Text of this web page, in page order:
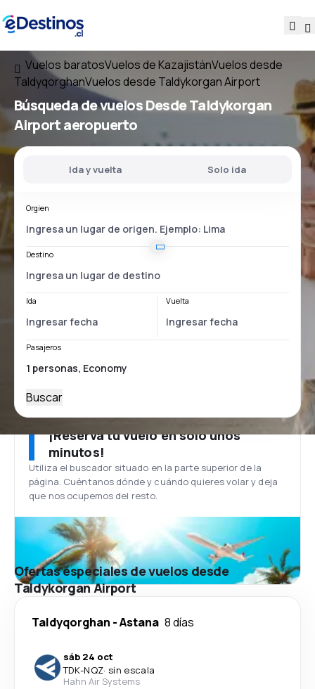
Vuelos baratosVuelos de KazajistánVuelos desde
TaldyqorghanVuelos desde Taldykorgan Airport
Búsqueda de vuelosDesdeTaldykorgan
Airportaeropuerto
Ida y vuelta Solo ida
Orgien
Destino
Ida Vuelta
Pasajeros
Buscar
¡Reserva tu vuelo en solo unos
minutos!
Utiliza el buscador situado en la parte superior de la
página. Cuéntanos dónde y cuándo quieres volar y deja
que nos ocupemos del resto.
Ofertas especiales de vuelos desde
Taldykorgan Airport
Taldyqorghan -Astana 8 días
sáb 24 oct
TDK-NQZ· sin escala
Hahn Air Systems